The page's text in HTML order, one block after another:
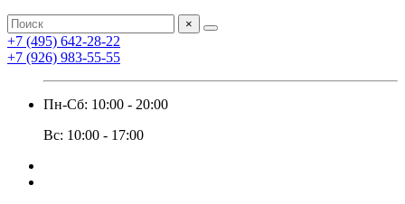
×
+7 (495) 642-28-22
+7 (926) 983-55-55
Пн-Сб: 10:00 - 20:00
Вс: 10:00 - 17:00